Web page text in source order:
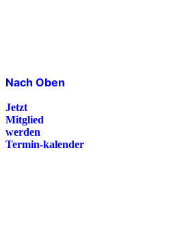
Nach Oben
Jetzt
Mitglied
werden
Termin-kalender